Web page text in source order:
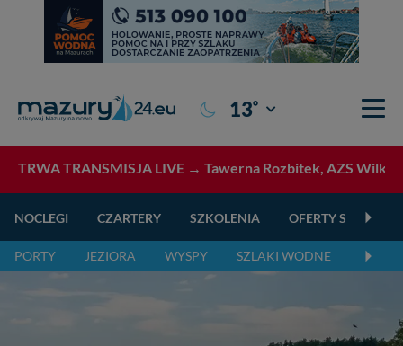
13° Giżycko
TRWA TRANSMISJA LIVE → Tawerna Rozbitek, AZS
NOCLEGI CZARTERY SZKOLENIA OFERTY
PORTY JEZIORA WYSPY SZLAKI WODNE